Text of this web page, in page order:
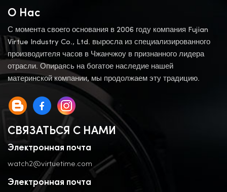
О Нас
С момента своего основания в 2006 году компания Fujian
Virtue Industry Co., Ltd. выросла из специализированного
производителя часов в Чжанчжоу в признанного лидера
отрасли. Опираясь на богатое наследие нашей
материнской компании, мы продолжаем эту традицию.
СВЯЗАТЬСЯ С НАМИ
Электронная почта
watch2@virtuetime.com
Электронная почта